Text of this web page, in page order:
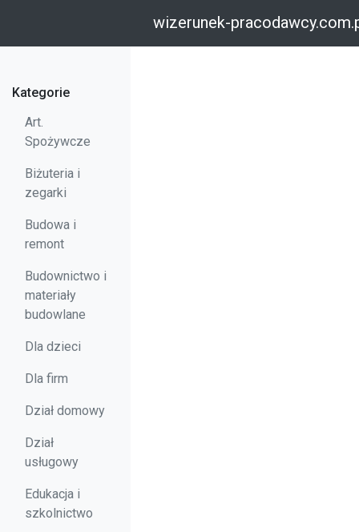
wizerunek-
Kategorie
Art.
Spożywcze
Biżuteria i
zegarki
Budowa i
remont
Budownictwo i
materiały
budowlane
Dla dzieci
Dla firm
Dział domowy
Dział
usługowy
Edukacja i
szkolnictwo